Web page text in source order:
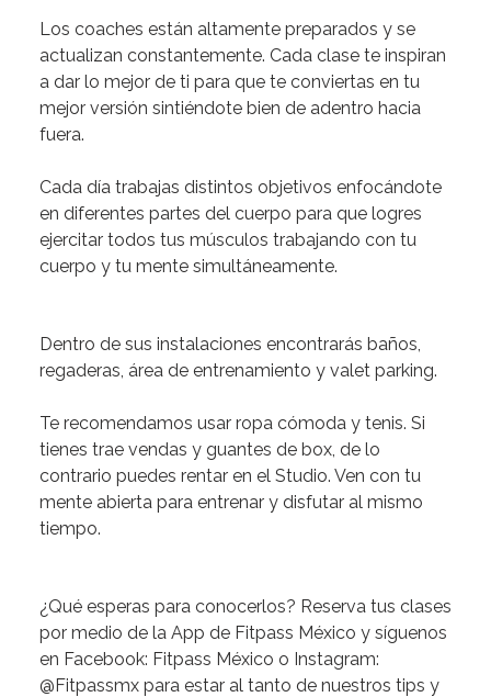
Los coaches están altamente preparados y se
actualizan constantemente. Cada clase te inspiran
a dar lo mejor de ti para que te conviertas en tu
mejor versión sintiéndote bien de adentro hacia
fuera.
Cada día trabajas distintos objetivos enfocándote
en diferentes partes del cuerpo para que logres
ejercitar todos tus músculos trabajando con tu
cuerpo y tu mente simultáneamente.
Dentro de sus instalaciones encontrarás baños,
regaderas, área de entrenamiento y valet parking.
Te recomendamos usar ropa cómoda y tenis. Si
tienes trae vendas y guantes de box, de lo
contrario puedes rentar en el Studio. Ven con tu
mente abierta para entrenar y disfutar al mismo
tiempo.
¿Qué esperas para conocerlos? Reserva tus clases
por medio de la App de Fitpass México y síguenos
en Facebook: Fitpass México o Instagram:
@Fitpassmx para estar al tanto de nuestros tips y